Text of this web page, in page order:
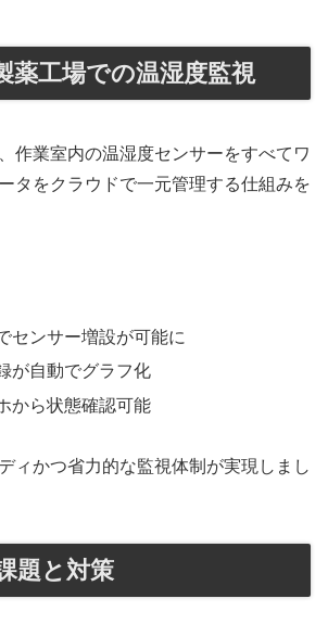
薬工場での温湿度監視
作業室内の温湿度センサーをすべてワ
タをクラウドで一元管理する仕組みを
センサー増設が可能に
が自動でグラフ化
から状態確認可能
ィかつ省力的な監視体制が実現しまし
題と対策